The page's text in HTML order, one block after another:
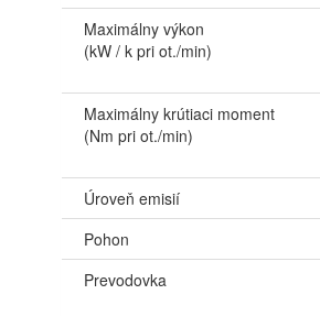
Maximálny výkon
(kW / k pri ot./min)
Maximálny krútiaci moment
(Nm pri ot./min)
Úroveň emisií
Pohon
Prevodovka